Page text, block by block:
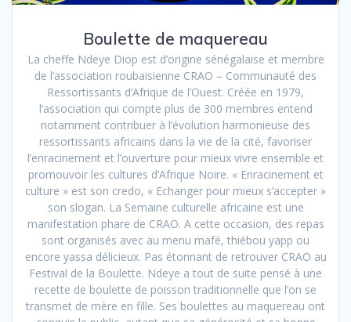
Boulette de maquereau
La cheffe Ndeye Diop est d’origine sénégalaise et membre
de l’association roubaisienne CRAO – Communauté des
Ressortissants d’Afrique de l’Ouest. Créée en 1979,
l’association qui compte plus de 300 membres entend
notamment contribuer à l’évolution harmonieuse des
ressortissants africains dans la vie de la cité, favoriser
l’enracinement et l’ouverture pour mieux vivre ensemble et
promouvoir les cultures d’Afrique Noire. « Enracinement et
culture » est son credo, « Echanger pour mieux s’accepter »
son slogan. La Semaine culturelle africaine est une
manifestation phare de CRAO. A cette occasion, des repas
sont organisés avec au menu mafé, thiébou yapp ou
encore yassa délicieux. Pas étonnant de retrouver CRAO au
Festival de la Boulette. Ndeye a tout de suite pensé à une
recette de boulette de poisson traditionnelle que l’on se
transmet de mère en fille. Ses boulettes au maquereau ont